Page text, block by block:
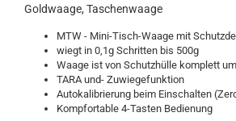
Goldwaage, Taschenwaage
MTW - Mini-Tisch-Waage mit
wiegt in 0,1g Schritten bis 500g
Waage ist von Schutzhülle komplett
TARA und- Zuwiegefunktion
Autokalibrierung beim Einschalten
Kompfortable 4-Tasten Bedienung